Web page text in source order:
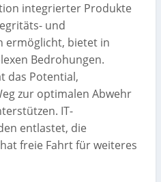
integrierter Produkte
und
ermöglicht, bietet in
Bedrohungen.
das Potential,
zur optimalen Abwehr
IT-
entlastet, die
freie Fahrt für weiteres